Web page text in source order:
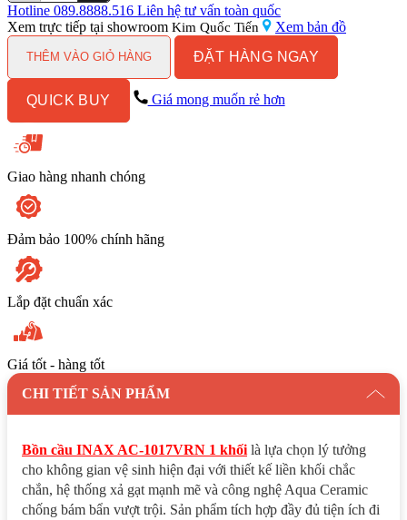
Cầu
INAX
AC-
1017VRN
1
lượng
Hotline 089.8888.516 Liên hệ tư vấn toàn quốc
Xem trực tiếp tại showroom Kim Quốc Tiến Xem bản đồ
THÊM VÀO GIỎ HÀNG ĐẶT HÀNG NGAY
QUICK BUY Giá mong muốn rẻ hơn
Giao hàng nhanh chóng
Đảm bảo 100% chính hãng
Lắp đặt chuẩn xác
Giá tốt - hàng tốt
CHI TIẾT SẢN PHẨM
Bồn cầu INAX AC-1017VRN 1 khối là lựa chọn lý tưởng
cho không gian vệ sinh hiện đại với thiết kế liền khối chắc
chắn, hệ thống xả gạt mạnh mẽ và công nghệ Aqua Ceramic
chống bám bẩn vượt trội. Sản phẩm tích hợp đầy đủ tiện ích đi